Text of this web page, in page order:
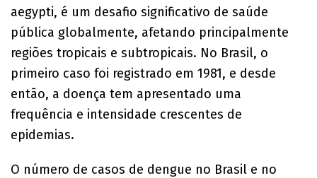
aegypti, é um desafio significativo de saúde
pública globalmente, afetando principalmente
regiões tropicais e subtropicais. No Brasil, o
primeiro caso foi registrado em 1981, e desde
então, a doença tem apresentado uma
frequência e intensidade crescentes de
epidemias.
O número de casos de dengue no Brasil e no